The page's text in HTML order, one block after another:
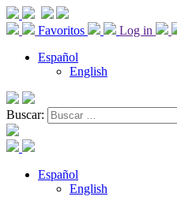
Favoritos
Log in
Español
English
Buscar:
Español
English